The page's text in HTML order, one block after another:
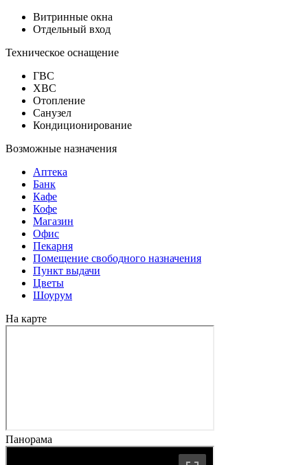
Витринные окна
Отдельный вход
Техническое оснащение
ГВС
ХВС
Отопление
Санузел
Кондиционирование
Возможные назначения
Аптека
Банк
Кафе
Кофе
Магазин
Офис
Пекарня
Помещение свободного назначения
Пункт выдачи
Цветы
Шоурум
На карте
Панорама